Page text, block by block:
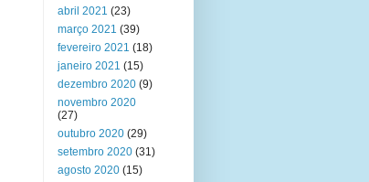
abril 2021 (23)
março 2021 (39)
fevereiro 2021 (18)
janeiro 2021 (15)
dezembro 2020 (9)
novembro 2020
(27)
outubro 2020 (29)
setembro 2020 (31)
agosto 2020 (15)